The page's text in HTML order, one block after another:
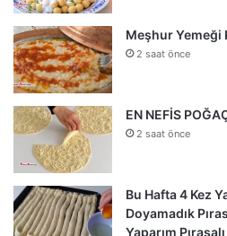
Meşhur Yemeği
2 saat önce
EN NEFİS
2 saat önce
Bu Hafta 4 Kez
Doyamadık
Yaparım